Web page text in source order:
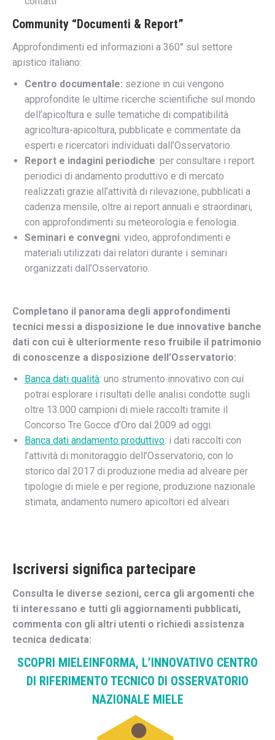
Community “Documenti & Report”
Approfondimenti ed informazioni a 360° sul settore
apistico italiano:
Centro documentale: sezione in cui vengono
approfondite le ultime ricerche scientifiche sul mondo
dell’apicoltura e sulle tematiche di compatibilità
agricoltura-apicoltura, pubblicate e commentate da
esperti e ricercatori individuati dall’Osservatorio.
Report e indagini periodiche: per consultare i report
periodici di andamento produttivo e di mercato
realizzati grazie all’attività di rilevazione, pubblicati a
cadenza mensile, oltre ai report annuali e straordinari,
con approfondimenti su meteorologia e fenologia.
Seminari e convegni: video, approfondimenti e
materiali utilizzati dai relatori durante i seminari
organizzati dall’Osservatorio.
Completano il panorama degli approfondimenti
tecnici messi a disposizione le due innovative banche
dati con cui è ulteriormente reso fruibile il patrimonio
di conoscenze a disposizione dell’Osservatorio:
Banca dati qualità: uno strumento innovativo con cui
potrai esplorare i risultati delle analisi condotte sugli
oltre 13.000 campioni di miele raccolti tramite il
Concorso Tre Gocce d’Oro dal 2009 ad oggi.
Banca dati andamento produttivo: i dati raccolti con
l’attività di monitoraggio dell’Osservatorio, con lo
storico dal 2017 di produzione media ad alveare per
tipologie di miele e per regione, produzione nazionale
stimata, andamento numero apicoltori ed alveari
Iscriversi significa partecipare
Consulta le diverse sezioni, cerca gli argomenti che
ti interessano e tutti gli aggiornamenti pubblicati,
commenta con gli altri utenti o richiedi assistenza
tecnica dedicata:
SCOPRI MIELEINFORMA, L’INNOVATIVO CENTRO
DI RIFERIMENTO TECNICO DI OSSERVATORIO
NAZIONALE MIELE